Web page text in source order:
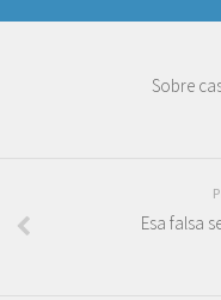
Sobre
Esa falsa